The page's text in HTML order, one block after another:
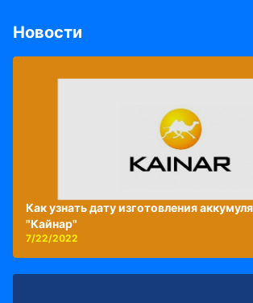
Новости
Как узнать дату изготовления
"Кайнар"
7/22/2022